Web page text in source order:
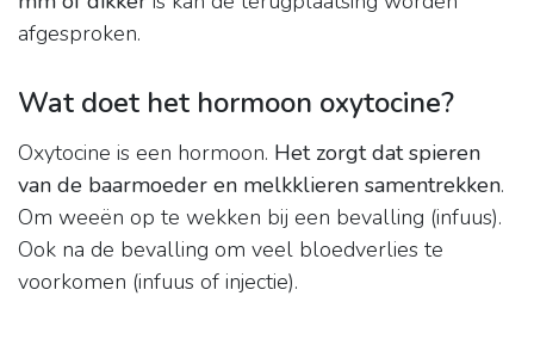
afgesproken.
Wat doet het hormoon oxytocine?
Oxytocine is een hormoon. Het zorgt dat spieren
van de baarmoeder en melkklieren samentrekken.
Om weeën op te wekken bij een bevalling (infuus).
Ook na de bevalling om veel bloedverlies te
voorkomen (infuus of injectie).